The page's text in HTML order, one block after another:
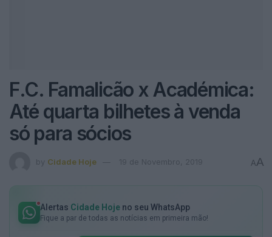
F.C. Famalicão x Académica:
Até quarta bilhetes à venda
só para sócios
by Cidade Hoje 19 de Novembro, 2019 AA
Alertas Cidade Hoje no seu WhatsApp
Fique a par de todas as notícias em primeira mão!